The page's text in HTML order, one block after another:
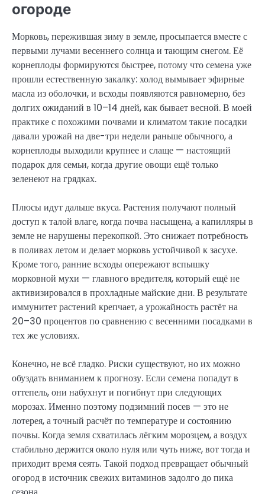
огороде
Морковь, пережившая зиму в земле, просыпается вместе с
первыми лучами весеннего солнца и тающим снегом. Её
корнеплоды формируются быстрее, потому что семена уже
прошли естественную закалку: холод вымывает эфирные
масла из оболочки, и всходы появляются равномерно, без
долгих ожиданий в 10–14 дней, как бывает весной. В моей
практике с похожими почвами и климатом такие посадки
давали урожай на две-три недели раньше обычного, а
корнеплоды выходили крупнее и слаще — настоящий
подарок для семьи, когда другие овощи ещё только
зеленеют на грядках.
Плюсы идут дальше вкуса. Растения получают полный
доступ к талой влаге, когда почва насыщена, а капилляры в
земле не нарушены перекопкой. Это снижает потребность
в поливах летом и делает морковь устойчивой к засухе.
Кроме того, ранние всходы опережают вспышку
морковной мухи — главного вредителя, который ещё не
активизировался в прохладные майские дни. В результате
иммунитет растений крепчает, а урожайность растёт на
20–30 процентов по сравнению с весенними посадками в
тех же условиях.
Конечно, не всё гладко. Риски существуют, но их можно
обуздать вниманием к прогнозу. Если семена попадут в
оттепель, они набухнут и погибнут при следующих
морозах. Именно поэтому подзимний посев — это не
лотерея, а точный расчёт по температуре и состоянию
почвы. Когда земля схватилась лёгким морозцем, а воздух
стабильно держится около нуля или чуть ниже, вот тогда и
приходит время сеять. Такой подход превращает обычный
огород в источник свежих витаминов задолго до пика